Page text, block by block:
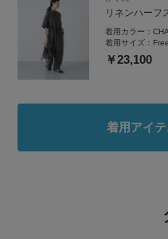
リネンハーフ
着用カラー：
着用サイズ： Free
￥23,100
着用アイ